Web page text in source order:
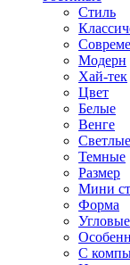
Стиль
Модерн
Хай-тек
Цвет
Белые
Венге
Светлые
Темные
Размер
Мини
Форма
Угловые
С